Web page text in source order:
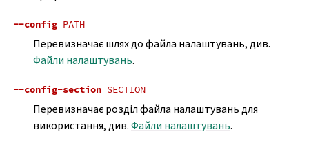
--config PATH
Перевизначає шлях до файла налаштувань, див.
Файли налаштувань.
--config-section SECTION
Перевизначає розділ файла налаштувань для
використання, див.Файли налаштувань.